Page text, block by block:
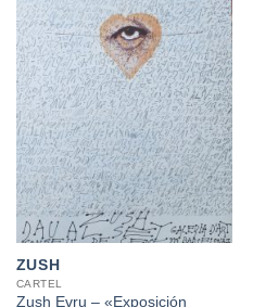
ZUSH
CARTEL
Zush Evru – «Exposición